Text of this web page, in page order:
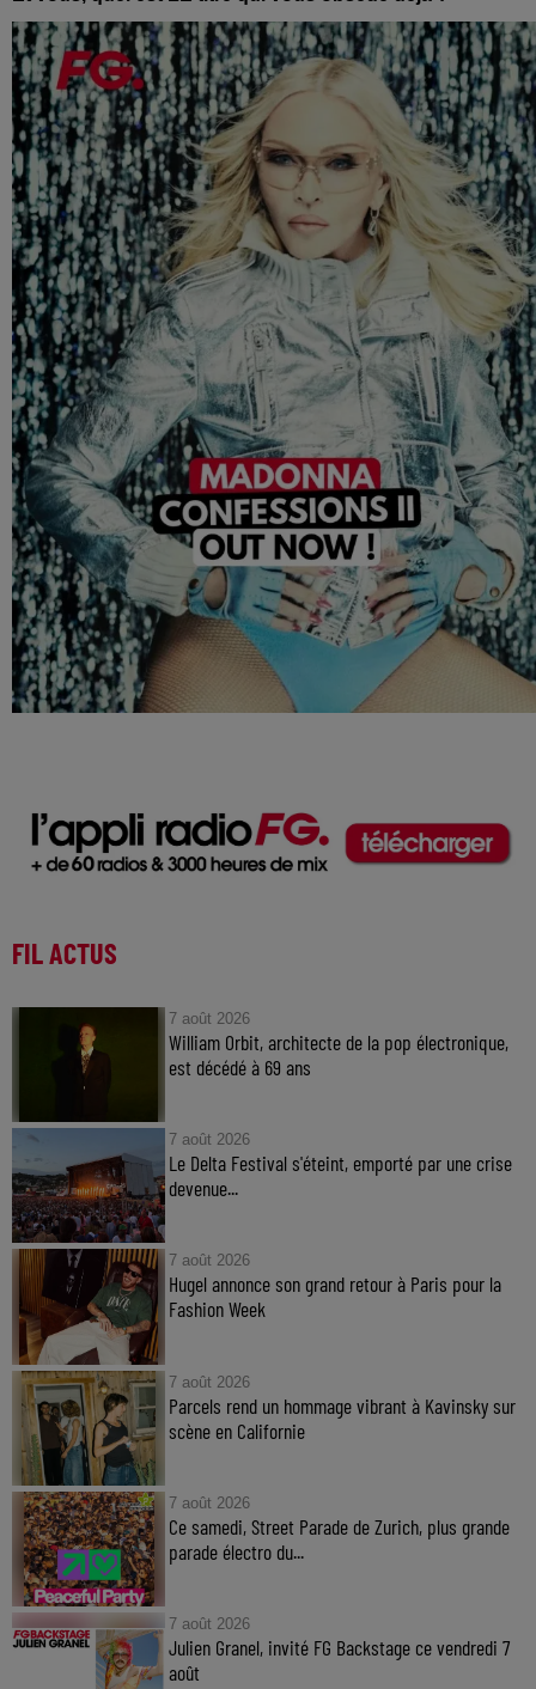
FIL ACTUS
7 août 2026
William Orbit, architecte de la pop électronique,
est décédé à 69 ans
7 août 2026
Le Delta Festival s'éteint, emporté par une crise
devenue...
7 août 2026
Hugel annonce son grand retour à Paris pour la
Fashion Week
7 août 2026
Parcels rend un hommage vibrant à Kavinsky sur
scène en Californie
7 août 2026
Ce samedi, Street Parade de Zurich, plus grande
parade électro du...
7 août 2026
Julien Granel, invité FG Backstage ce vendredi 7
août